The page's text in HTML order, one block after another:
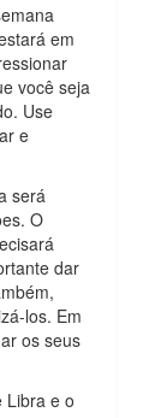
em
você seja
Use
e
será
O
dar
los. Em
os seus
Libra e o